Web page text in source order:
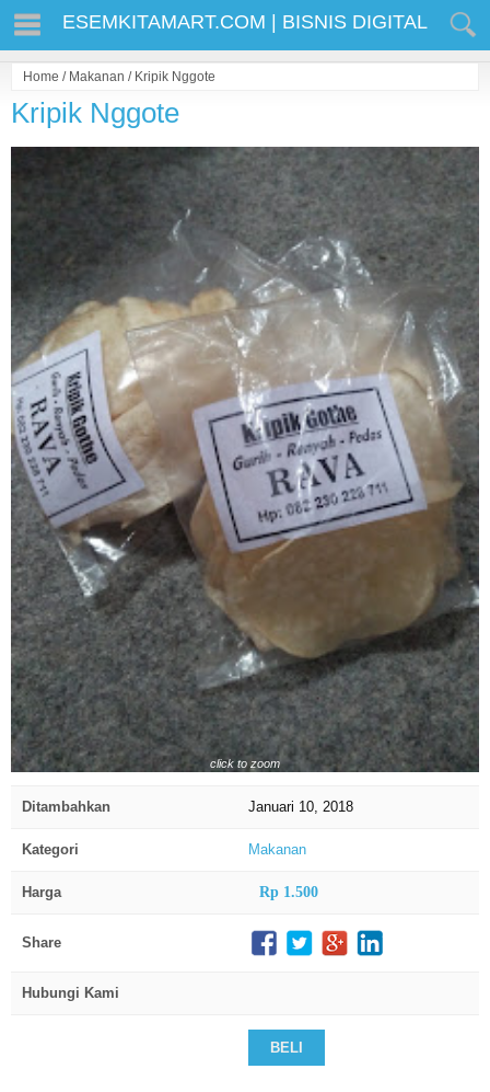
ESEMKITAMART.COM | BISNIS DIGITAL
Home / Makanan / Kripik Nggote
Kripik Nggote
click to zoom
Ditambahkan Januari 10, 2018
Kategori Makanan
Harga Rp 1.500
Share
Hubungi Kami
BELI